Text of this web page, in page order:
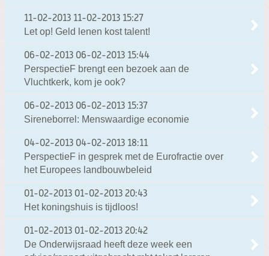
11-02-2013 11-02-2013 15:27
Let op! Geld lenen kost talent!
06-02-2013 06-02-2013 15:44
PerspectieF brengt een bezoek aan de
Vluchtkerk, kom je ook?
06-02-2013 06-02-2013 15:37
Sireneborrel: Menswaardige economie
04-02-2013 04-02-2013 18:11
PerspectieF in gesprek met de Eurofractie over
het Europees landbouwbeleid
01-02-2013 01-02-2013 20:43
Het koningshuis is tijdloos!
01-02-2013 01-02-2013 20:42
De Onderwijsraad heeft deze week een